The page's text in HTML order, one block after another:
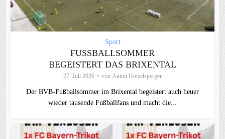
Sport
FUSSBALLSOMMER B
EGEISTERT DAS BRIXENTAL
27. Juli 2026 von Anton Hötzelsperger
Der BVB-Fußballsommer im Brixental begeistert auch heuer
wieder tausende Fußballfans und macht die...